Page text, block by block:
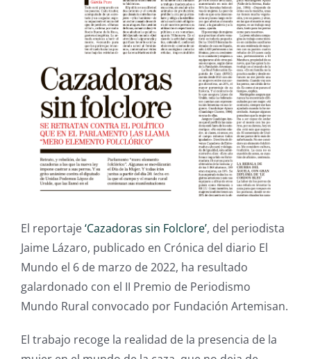
El reportaje‘Cazadoras sin Folclore’, del periodista
Jaime Lázaro, publicado en Crónica del diario El
Mundo el 6 de marzo de 2022, ha resultado
galardonado con el II Premio de Periodismo
Mundo Rural convocado por Fundación Artemisan.
El trabajo recoge la realidad de la presencia de la